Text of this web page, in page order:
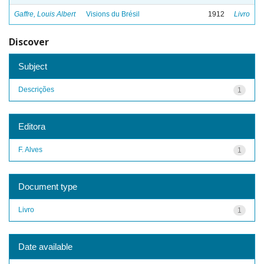
Gaffre, Louis Albert Visions du Brésil 1912 Livro
Discover
Subject
1
Descrições
Editora
1
F. Alves
Document type
1
Livro
Date available